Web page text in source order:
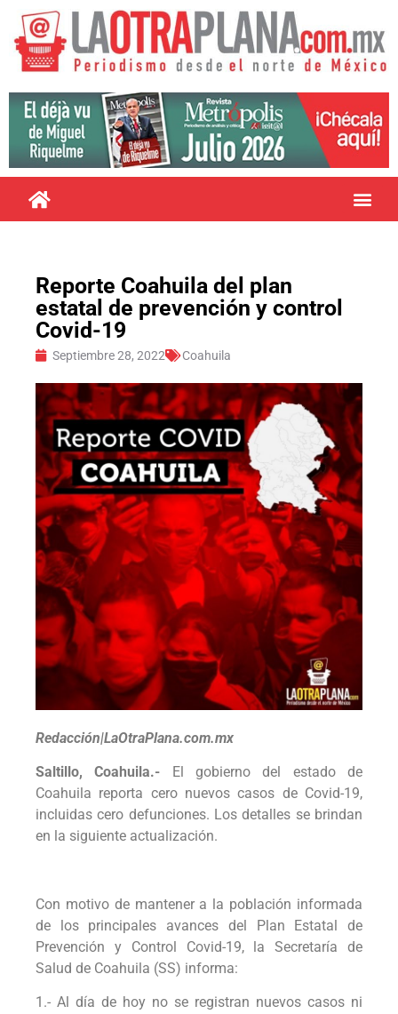
Reporte Coahuila del plan
estatal de prevención y control
Covid-19
Septiembre 28, 2022 Coahuila
Redacción|LaOtraPlana.com.mx
Saltillo, Coahuila.- El gobierno del estado de
Coahuila reporta cero nuevos casos de Covid-19,
incluidas cero defunciones. Los detalles se brindan
en la siguiente actualización.
Con motivo de mantener a la población informada
de los principales avances del Plan Estatal de
Prevención y Control Covid-19, la Secretaría de
Salud de Coahuila (SS) informa:
1.- Al día de hoy no se registran nuevos casos ni